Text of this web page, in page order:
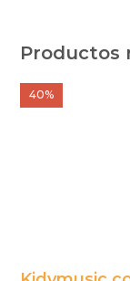
Productos
40%